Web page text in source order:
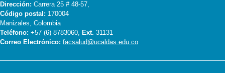
Dirección: Carrera 25 # 48-57,
Código postal: 170004
Manizales, Colombia
Teléfono: +57 (6) 8783060, Ext. 31131
Correo Electrónico: facsalud@ucaldas.edu.co